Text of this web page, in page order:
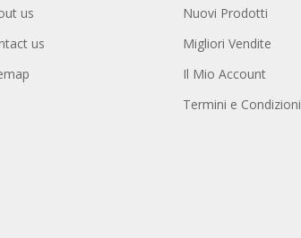
us
us
Nuovi Prodotti
Migliori Vendite
Il Mio Account
Termini e Condizioni